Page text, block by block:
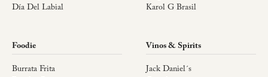
Día Del Labial
Karol G Brasil
Foodie
Burrata Frita
Vinos & Spirits
Jack Daniel´s